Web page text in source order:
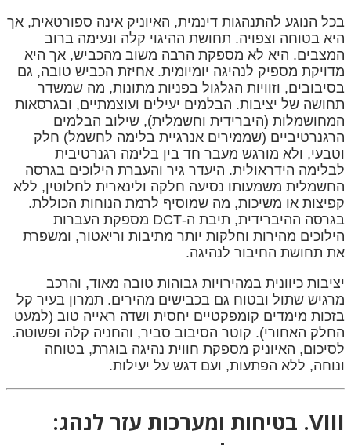
בכל הנוגע להתנהגות דינמית, האיוניק אינה ספורטאית, אך
היא בטוחה וצפויה. תחושת ההיגוי קלה ונעימה ברוב
המצבים. היא לא מספקת הרבה משוב מהכביש, אך היא
מדויקת מספיק לנהיגה יומיומית. אחיזת הכביש טובה, גם
בסיבובים, וזוויות הגלגול בפניות מתונות, מה שמשדר
תחושה של יציבות. הבלמים יעילים ועוצמתיים, ובגרסאות
המחושמלות (היברידית וחשמלית), שילוב הבלמים
הרגנרטיביים (שממירים אנרגיית בלימה לחשמל) חלק
וטבעי, ולא מורגש מעבר חד בין בלימה רגנרטיבית
לבלימה הידראולית. היעדר גיר והעברת הילוכים בגרסה
החשמלית משמעותו נסיעה חלקה ולינארית לחלוטין, ללא
קפיצות או משיכות, מה שמוסיף לרמת הנוחות הכוללת.
בגרסה ההיברידית, תיבת ה-DCT מספקת העברות
הילוכים מהירות וחלקות יותר מתיבות וריאטור, ומשפרת
את תחושת החיבור לנהיגה.
יציבות כיוונית במהירויות גבוהות טובה מאוד, והרכב
מרגיש שתול ובטוח גם בכבישים מהירים. תמרון בעיר קל
בזכות מימדים קומפקטיים יחסית ושדה ראייה טוב (למעט
החלק האחורי). קוטר הסיבוב סביר, והחניה קלה ופשוטה.
לסיכום, האיוניק מספקת חווית נהיגה בוגרת, בטוחה
ונוחה, ללא הפתעות, ועם דגש על יעילות.
VIII. בטיחות ומערכות עזר לנהג: